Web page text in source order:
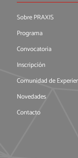
Sobre PRAXIS
Programa
Convocatoria
Inscripción
Comunidad de
Novedades
Contacto